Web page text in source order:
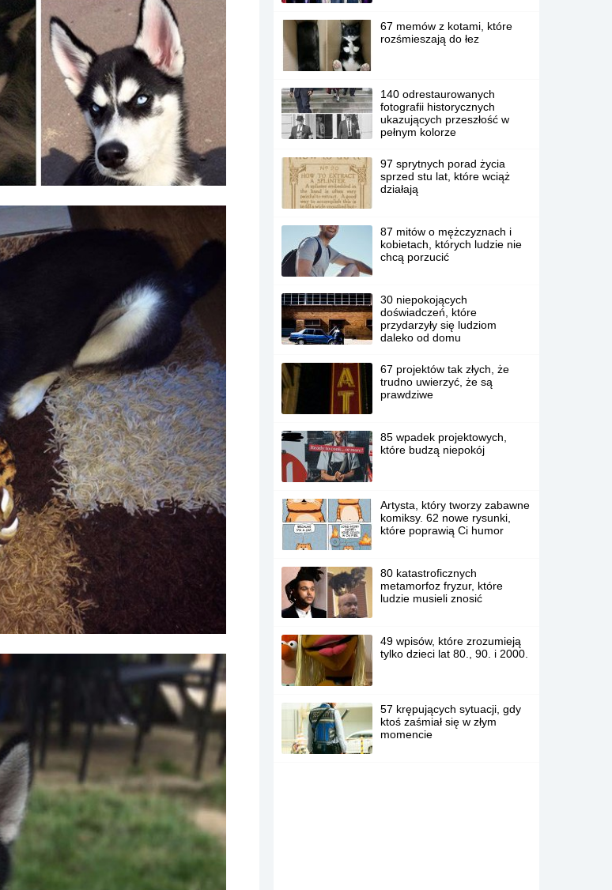
67 memów z kotami, które
rozśmieszają do łez
140 odrestaurowanych
fotografii historycznych
ukazujących przeszłość w
pełnym kolorze
97 sprytnych porad życia
sprzed stu lat, które wciąż
działają
87 mitów o mężczyznach i
kobietach, których ludzie nie
chcą porzucić
30 niepokojących
doświadczeń, które
przydarzyły się ludziom
daleko od domu
67 projektów tak złych, że
trudno uwierzyć, że są
prawdziwe
85 wpadek projektowych,
które budzą niepokój
Artysta, który tworzy zabawne
komiksy. 62 nowe rysunki,
które poprawią Ci humor
80 katastroficznych
metamorfoz fryzur, które
ludzie musieli znosić
49 wpisów, które zrozumieją
tylko dzieci lat 80., 90. i 2000.
57 krępujących sytuacji, gdy
ktoś zaśmiał się w złym
momencie